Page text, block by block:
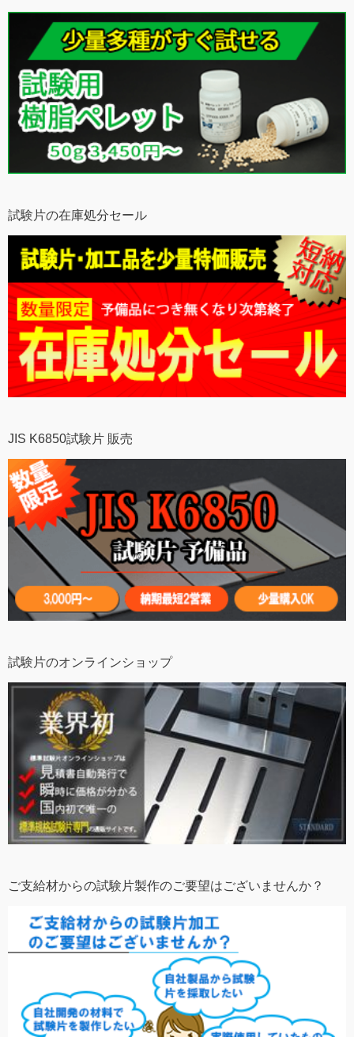
試験片の在庫処分セール
JIS K6850試験片 販売
試験片のオンラインショップ
ご支給材からの試験片製作のご要望はございませんか？